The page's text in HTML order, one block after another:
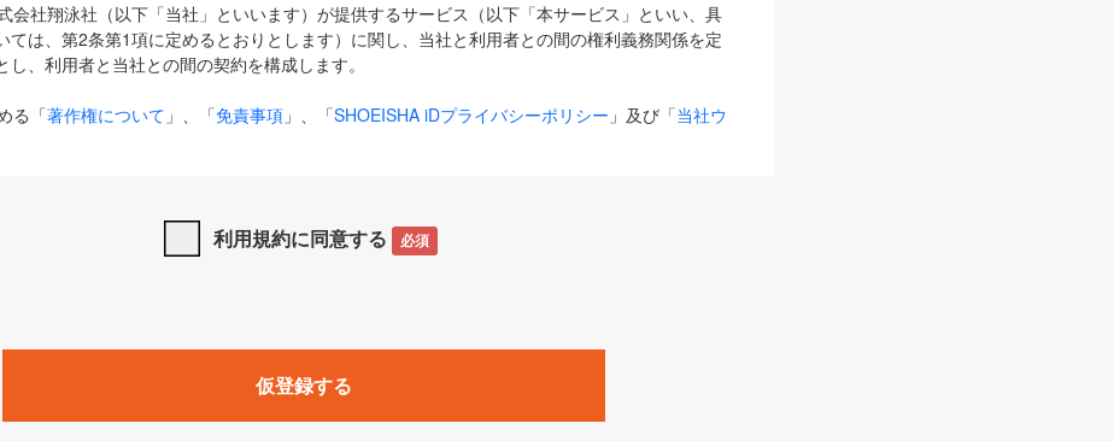
会社翔泳社（以下「当社」といいます）が提供するサービス（以下「本サービス」といい、具
ては、第2条第1項に定めるとおりとします）に関し、当社と利用者との間の権利義務関係を定
し、利用者と当社との間の契約を構成します。
る「著作権について 」、「免責事項 」、「SHOEISHA iDプライバシーポリシー 」及び「当社ウ
が優先して適用されるものとします。
とは、当社が提供する以下のサービス（名称や内容が変更された場合、変更後のサービスを含
らサービスに関連して当社が実施するイベントやキャンペーンをいいます。
」「CodeZine」「MarkeZine」「EnterpriseZine」「ECzine」「Biz/Zine」「HRzine」
利用規約に同意する 必須
仮登録する